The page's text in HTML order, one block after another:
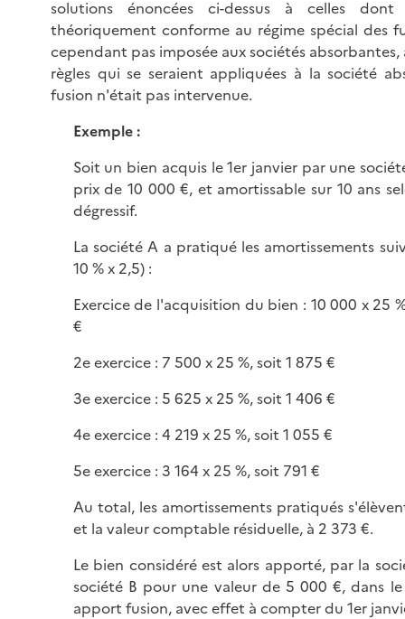
solutions énoncées ci-dessus à celles dont
théoriquement conforme au régime spécial des
cependant pas imposée aux sociétés absorbantes,
règles qui se seraient appliquées à la société
fusion n'était pas intervenue.
Exemple :
Soit un bien acquis le 1er janvier par une
prix de 10 000 €, et amortissable sur 10 ans
dégressif.
La société A a pratiqué les amortissements
10 % x 2,5) :
Exercice de l'acquisition du bien : 10 000 x 25
€
2e exercice : 7 500 x 25 %, soit 1 875 €
3e exercice : 5 625 x 25 %, soit 1 406 €
4e exercice : 4 219 x 25 %, soit 1 055 €
5e exercice : 3 164 x 25 %, soit 791 €
Au total, les amortissements pratiqués
et la valeur comptable résiduelle, à 2 373 €.
Le bien considéré est alors apporté, par la
société B pour une valeur de 5 000 €, dans
apport fusion, avec effet à compter du 1er